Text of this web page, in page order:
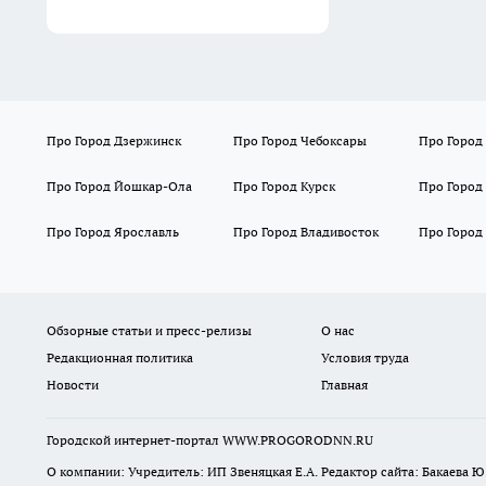
Про Город Дзержинск Про Город Чебоксары Про Город
Про Город Йошкар-Ола Про Город Курск Про
Про Город Ярославль Про Город Владивосток Про Город
Обзорные статьи и пресс-релизы О нас
Редакционная политика
Условия труда
Новости
Главная
Городской интернет-портал WWW.PROGORODNN.RU
О компании: Учредитель: ИП Звеняцкая Е.А. Редактор сайта: Бакаева